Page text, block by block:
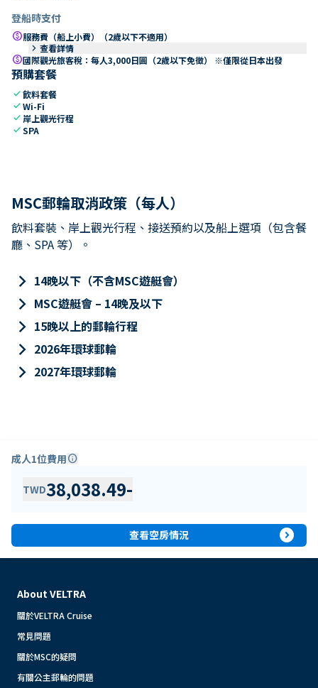
登船時支付
paid服務費（船上小費）（2歲以下不適用）
keyboard_arrow_right 查看詳情
paid國際觀光旅客稅：每人3,000日圓（2歲以下免徵） ※僅限從日本出發
預購套餐
check飲料套餐
checkWi-Fi
check 岸上觀光行程
checkSPA
MSC郵輪取消政策（每人）
飲料套裝、岸上觀光行程、接送預約以及船上選項（包含餐
廳、SPA 等）。
keyboard_arrow_right 14晚以下（不含MSC遊艇會）
keyboard_arrow_right MSC遊艇會 – 14晚及以下
keyboard_arrow_right 15晚以上的郵輪行程
keyboard_arrow_right 2026年環球郵輪
keyboard_arrow_right 2027年環球郵輪
成人1位費用info
TWD38,038.49-
查看空房情況 expand_circle_right
About VELTRA
關於VELTRA Cruise
常見問題
關於MSC的疑問
有關公主郵輪的問題